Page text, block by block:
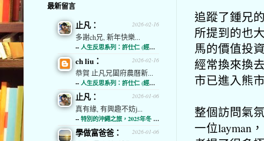
追蹤了鍾兄
所提到的也
馬的價值投
經常換來換
市已進入熊
整個訪問氣
一位layman
最新留言
2026-02-16
止凡：
多謝ch兄, 新年快樂...
-- 人生反思系列：許仕仁 (經濟通)
2026-02-16
ch liu：
恭賀 止凡兄闔府農曆新...
-- 人生反思系列：許仕仁 (經濟通)
2026-01-06
止凡：
真有緣, 有興趣不妨j...
-- 特別的沖繩之旅，2025年冬 (經濟通)
2026-01-06
學做富爸爸：